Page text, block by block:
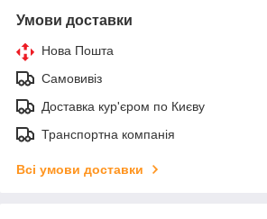
Умови доставки
Нова Пошта
Самовивіз
Доставка кур'єром по Києву
Транспортна компанія
Всі умови доставки